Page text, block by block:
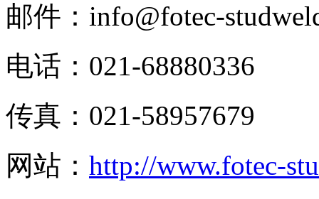
邮件：info@fotec-
电话：021-68880336
传真：021-58957679
网站： http://www.fotec-